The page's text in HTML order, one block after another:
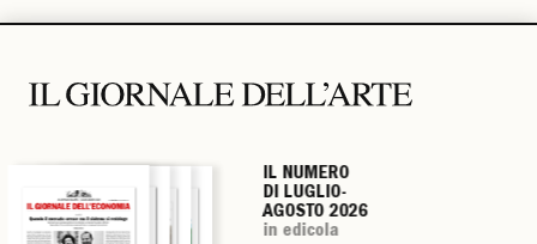
IL NUMERO
DI LUGLIO-
AGOSTO 2026
in edicola
IL NUMERO
DI LUGLIO-
AGOSTO 2026
in edicola
IL NUMERO
DI LUGLIO-
AGOSTO 2026
in edicola
IL NUMERO
DI LUGLIO-
AGOSTO 2026
in edicola